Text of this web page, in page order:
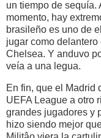
un tiempo de sequía.
momento, hay
brasileño es uno de
jugar como delantero
Chelsea. Y anduvo
veía a una legua.
En fin, que el Madrid
UEFA League a otro
grandes jugadores y
hizo siendo mejor